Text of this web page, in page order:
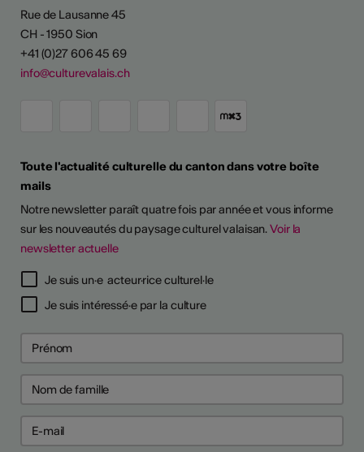
Rue de Lausanne 45
CH - 1950 Sion
+41 (0)27 606 45 69
info@culturevalais.ch
Toute l'actualité culturelle du canton dans votre boîte
mails
Notre newsletter paraît quatre fois par année et vous informe
sur les nouveautés du paysage culturel valaisan.Voir la
newsletter actuelle
Je suis un·e acteur·rice culturel·le
Je suis intéressé·e par la culture